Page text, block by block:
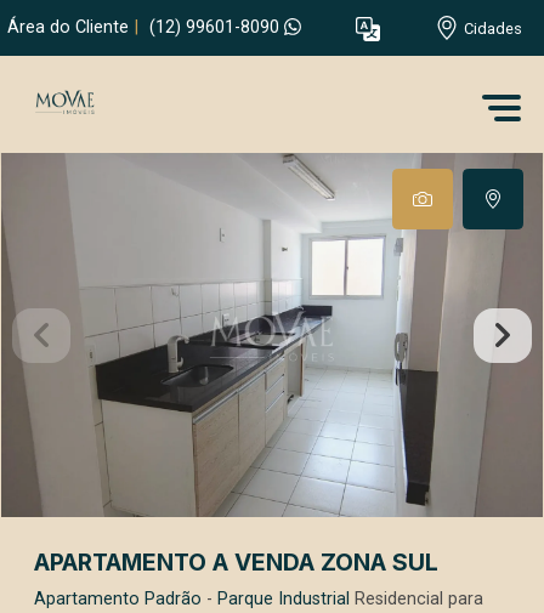
Área do Cliente (12) 99601-8090 Cidades
APARTAMENTO A VENDA ZONA SUL
Apartamento Padrão - Parque Industrial Residencial para